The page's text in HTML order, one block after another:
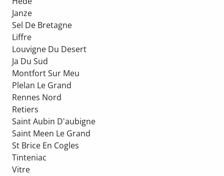
Janze
Sel De Bretagne
Liffre
Louvigne Du Desert
Ja Du Sud
Montfort Sur Meu
Plelan Le Grand
Rennes Nord
Retiers
Saint Aubin D'aubigne
Saint Meen Le Grand
St Brice En Cogles
Tinteniac
Vitre